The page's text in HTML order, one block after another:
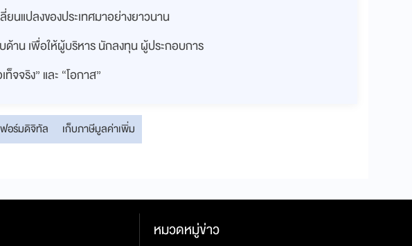
นแปลงของประเทศมาอย่างยาวนาน
าน เพื่อให้ผู้บริหาร นักลงทุน ผู้ประกอบการ
จจริง” และ “โอกาส”
อร์มดิจิทัล เก็บภาษีมูลค่าเพิ่ม
หมวดหมู่ข่าว